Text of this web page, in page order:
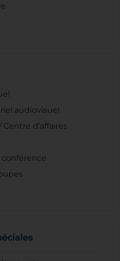
audiovisuel
d’affaires